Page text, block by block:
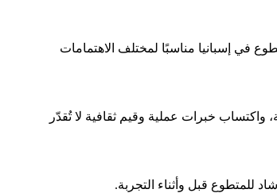
في إسبانيا مناسبًا لمختلف الاهتمامات
واكتساب خبرات عملية وقيم ثقافية لا تُقدّر
للمتطوع قبل وأثناء التجربة.